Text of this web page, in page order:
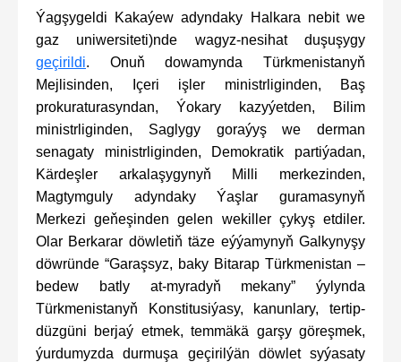
Ýagşygeldi Kakaýew adyndaky Halkara nebit we
gaz uniwersiteti)nde wagyz-nesihat duşuşygy
geçirildi. Onuň dowamynda Türkmenistanyň
Mejlisinden, Içeri işler ministrliginden, Baş
prokuraturasyndan, Ýokary kazyýetden, Bilim
ministrliginden, Saglygy goraýyş we derman
senagaty ministrliginden, Demokratik partiýadan,
Kärdeşler arkalaşygynyň Milli merkezinden,
Magtymguly adyndaky Ýaşlar guramasynyň
Merkezi geňeşinden gelen wekiller çykyş etdiler.
Olar Berkarar döwletiň täze eýýamynyň Galkynyşy
döwründe “Garaşsyz, baky Bitarap Türkmenistan –
bedew batly at-myradyň mekany” ýylynda
Türkmenistanyň Konstitusiýasy, kanunlary, tertip-
düzgüni berjaý etmek, temmäkä garşy göreşmek,
ýurdumyzda durmuşa geçirilýän döwlet syýasaty